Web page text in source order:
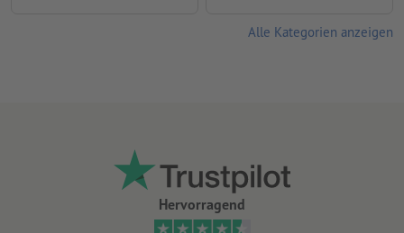
Hervorragend
Alle Kategorien anzeigen